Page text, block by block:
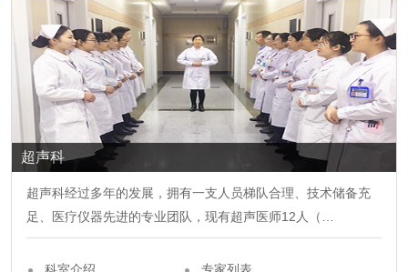
超声科
超声科经过多年的发展，拥有一支人员梯队合理、技术储备充
足、医疗仪器先进的专业团队，现有超声医师12人（…